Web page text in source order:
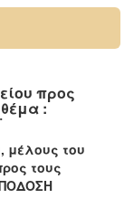
προς
:
μέλους του
τους